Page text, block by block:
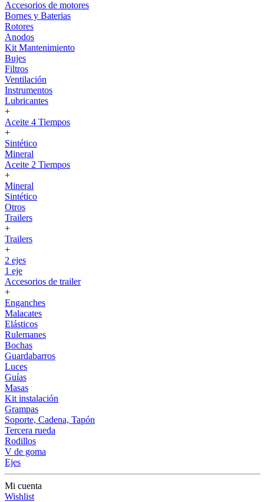
Accesorios de motores
Bornes y Baterias
Rotores
Anodos
Kit Mantenimiento
Bujes
Filtros
Ventilación
Instrumentos
Lubricantes
+
Aceite 4 Tiempos
+
Sintético
Mineral
Aceite 2 Tiempos
+
Mineral
Sintético
Otros
Trailers
+
Trailers
+
2 ejes
1 eje
Accesorios de trailer
+
Enganches
Malacates
Elásticos
Rulemanes
Bochas
Guardabarros
Luces
Guías
Masas
Kit instalación
Grampas
Soporte, Cadena, Tapón
Tercera rueda
Rodillos
V de goma
Ejes
Mi cuenta
Wishlist